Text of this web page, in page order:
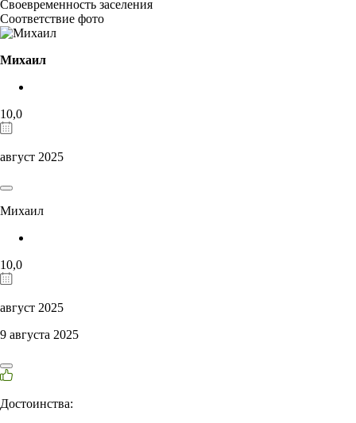
Своевременность заселения
Соответствие фото
Михаил
10,0
август 2025
Михаил
10,0
август 2025
9 августа 2025
Достоинства: